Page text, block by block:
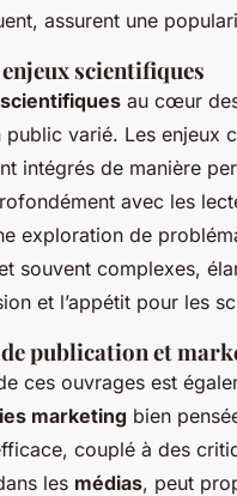
assurent une
scientifiques
scientifiques au cœur
public varié. Les enjeux
intégrés de manière
avec les
exploration de
souvent complexes,
et l’appétit pour les
publication et
ces ouvrages est
marketing bien
couplé à des
les médias, peut